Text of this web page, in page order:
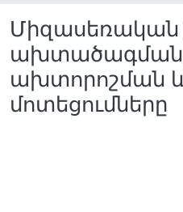
Միզասեռական
ախտորոշման
մոտեցումները